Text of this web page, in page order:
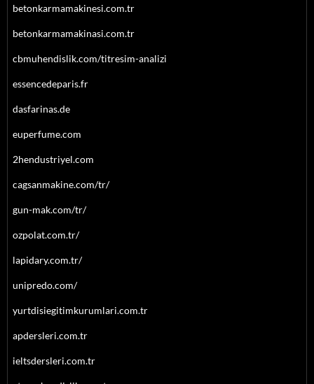
betonkarmamakinesi.com.tr
betonkarmamakinasi.com.tr
cbmuhendislik.com/titresim-analizi
essencedeparis.fr
dasfarinas.de
euperfume.com
2hendustriyel.com
cagsanmakine.com/tr/
gun-mak.com/tr/
ozpolat.com.tr/
lapidary.com.tr/
unipredo.com/
yurtdisiegitimkurumlari.com.tr
apdersleri.com.tr
ieltsdersleri.com.tr